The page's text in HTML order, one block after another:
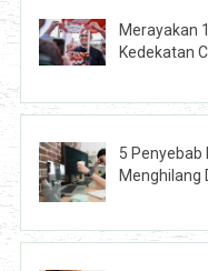
Merayakan
Kedekatan
5 Penyebab
Menghilang